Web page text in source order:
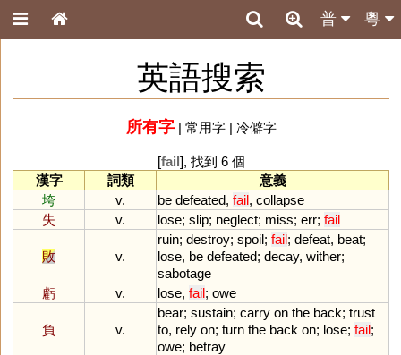
粵
普
英語搜索
所有字| 常用字| 冷僻字
[fail], 找到 6 個
漢字
詞類
意義
垮
v. be defeated, fail, collapse
失
v. lose; slip; neglect; miss; err; fail
敗 v.
ruin; destroy; spoil; fail; defeat, beat;
lose, be defeated; decay, wither;
sabotage
虧
v. lose, fail; owe
負 v.
bear; sustain; carry on the back; trust
to, rely on; turn the back on; lose; fail;
owe; betray